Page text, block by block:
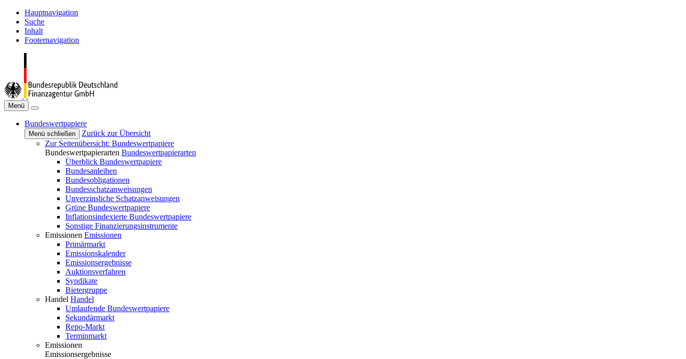
Hauptnavigation
Suche
Inhalt
Footernavigation
Menü
Bundeswertpapiere
Menü schließen
Zurück zur Übersicht
Zur Seitenübersicht: Bundeswertpapiere
Bundeswertpapierarten Bundeswertpapierarten
Überblick Bundeswertpapiere
Bundesanleihen
Bundesobligationen
Bundesschatzanweisungen
Unverzinsliche Schatzanweisungen
Grüne Bundeswertpapiere
Inflationsindexierte Bundeswertpapiere
Sonstige Finanzierungsinstrumente
Emissionen Emissionen
Primärmarkt
Emissionskalender
Emissionsergebnisse
Auktionsverfahren
Syndikate
Bietergruppe
Handel Handel
Umlaufende Bundeswertpapiere
Sekundärmarkt
Repo-Markt
Terminmarkt
Emissionen
Emissionsergebnisse